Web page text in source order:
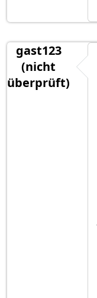
gast123
(nicht
überprüft)